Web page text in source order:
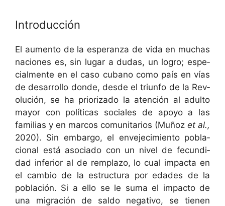
Introducción
El aumen­to de la esper­an­za de vida en muchas
naciones es, sin lugar a dudas, un logro; espe­
cial­mente en el caso cubano como país en vías
de desar­rol­lo donde, des­de el tri­un­fo de la Rev­
olu­ción, se ha pri­or­iza­do la aten­ción al adul­to
may­or con políti­cas sociales de apoyo a las
famil­ias y en mar­cos comu­ni­tar­ios (Muñoz et al.,
2020). Sin embar­go, el enve­jec­imien­to pobla­
cional está aso­ci­a­do con un niv­el de fecun­di­
dad infe­ri­or al de rem­pla­zo, lo cual impacta en
el cam­bio de la estruc­tura por edades de la
población. Si a ello se le suma el impacto de
una migración de sal­do neg­a­ti­vo, se tienen